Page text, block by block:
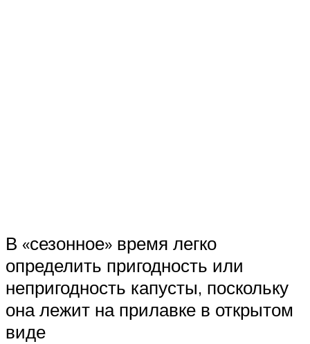
В «сезонное» время легко
определить пригодность или
непригодность капусты, поскольку
она лежит на прилавке в открытом
виде